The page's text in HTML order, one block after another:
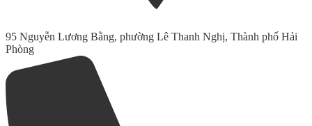
95 Nguyễn Lương Bằng, phường Lê Thanh Nghị, Thành phố Hải
Phòng